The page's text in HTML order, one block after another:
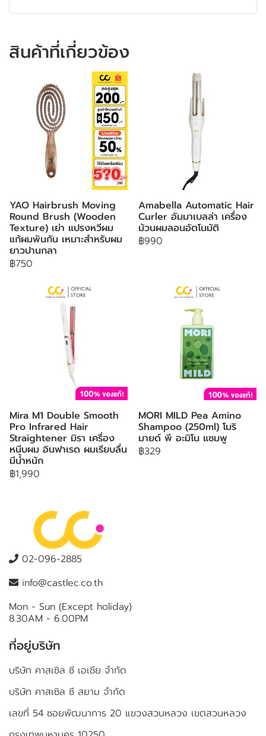
สินค้าที่เกี่ยวข้อง
YAO Hairbrush Moving
Round Brush (Wooden
Texture) เย่า แปรงหวีผม
แก้ผมพันกัน เหมาะสำหรับผม
ยาวปานกลา
฿750
Amabella Automatic Hair
Curler อัมมาเบลล่า เครื่อง
ม้วนผมลอนอัตโนมัติ
฿990
Mira M1 Double Smooth
Pro Infrared Hair
Straightener มิรา เครื่อง
หนีบผม อินฟาเรด ผมเรียบลื่น
มีน้ำหนัก
฿1,990
MORI MILD Pea Amino
Shampoo (250ml) โมริ
มายด์ พี อะมิโน แชมพู
฿329
02-096-2885
info@castlec.co.th
Mon - Sun (Except holiday)
8.30AM - 6.00PM
ที่อยู่บริษัท
บริษัท คาสเซิล ซี เอเชีย จำกัด
บริษัท คาสเซิล ซี สยาม จำกัด
เลขที่ 54 ซอยพัฒนาการ 20 แขวงสวนหลวง เขตสวนหลวง